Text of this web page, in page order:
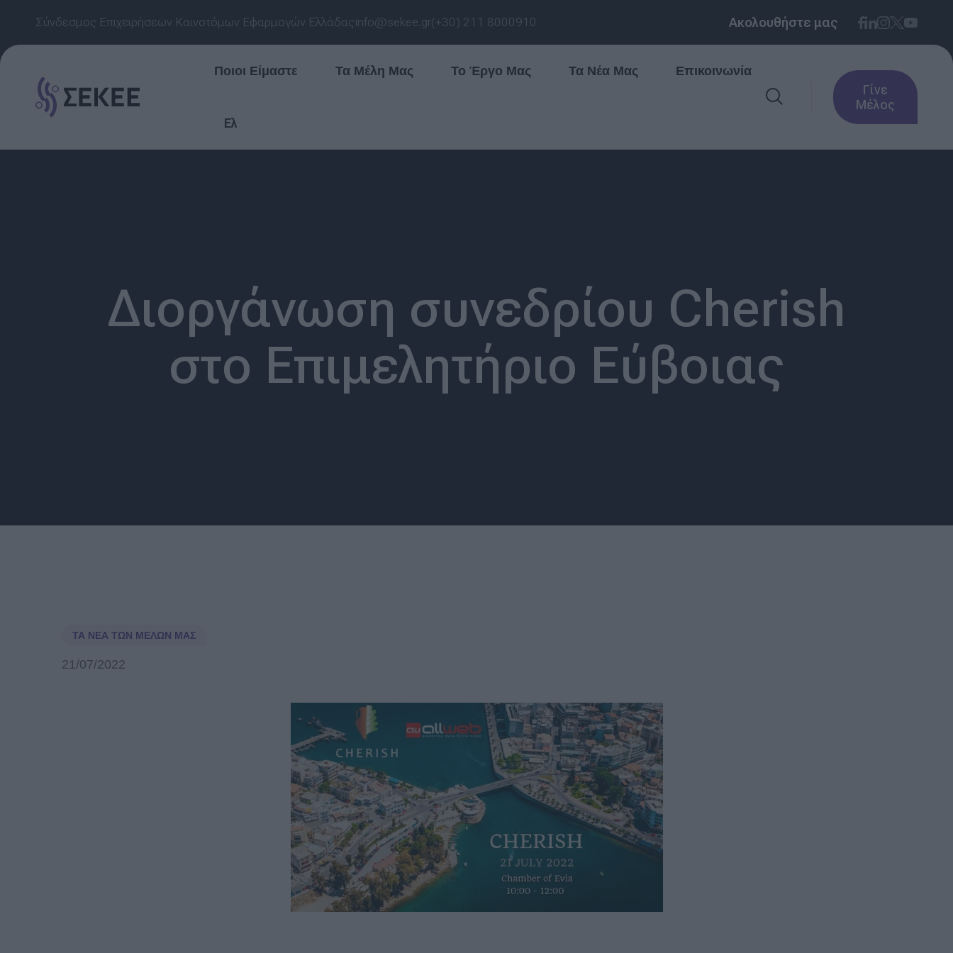
Σύνδεσμος Επιχειρήσεων Καινοτόμων Εφαρμογών Ελλάδαςinfo@sekee.gr(+30) 211 8000910 Ακολουθήστε μας
Ποιοι Είμαστε Τα Μέλη Μας Το Έργο Μας Τα Νέα Μας Επικοινωνία
Ελ
Γίνε
Μέλος
Διοργάνωση συνεδρίου Cherish
στο Επιμελητήριο Εύβοιας
ΤΑ ΝΈΑ ΤΩΝ ΜΕΛΏΝ ΜΑΣ
21/07/2022